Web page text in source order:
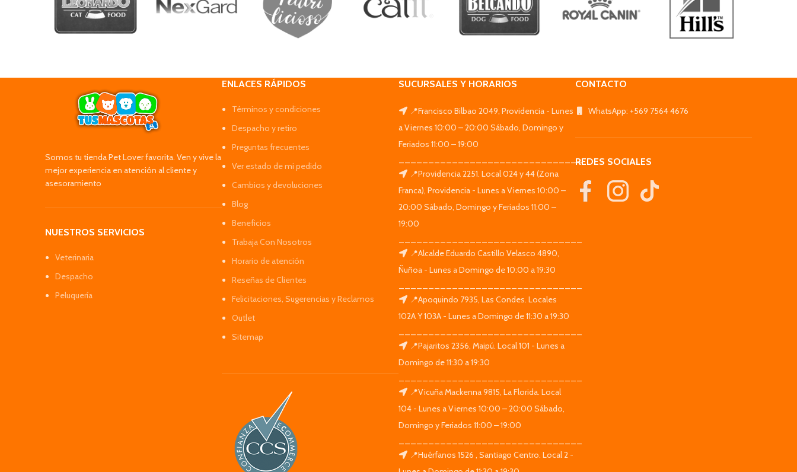
Somos tu tienda Pet Lover favorita. Ven y vive la
mejor experiencia en atención al cliente y
asesoramiento
NUESTROS SERVICIOS
Veterinaria
Despacho
Peluquería
ENLACES RÁPIDOS
Términos y condiciones
Despacho y retiro
Preguntas frecuentes
Ver estado de mi pedido
Cambios y devoluciones
Blog
Beneficios
Trabaja Con Nosotros
Horario de atención
Reseñas de Clientes
Felicitaciones, Sugerencias y Reclamos
Outlet
Sitemap
SUCURSALES Y HORARIOS
📍Francisco Bilbao 2049, Providencia - Lunes
a Viernes 10:00 – 20:00 Sábado, Domingo y
Feriados 11:00 – 19:00
_______________________________
📍Providencia 2251. Local 024 y 44 (Zona
Franca), Providencia - Lunes a Viernes 10:00 –
20:00 Sábado, Domingo y Feriados 11:00 –
19:00
📍Alcalde Eduardo Castillo Velasco 4890,
Ñuñoa - Lunes a Domingo de 10:00 a 19:30
📍Apoquindo 7935, Las Condes. Locales
102A Y 103A - Lunes a Domingo de 11:30 a 19:30
📍Pajaritos 2356, Maipú. Local 101 - Lunes a
Domingo de 11:30 a 19:30
📍Vicuña Mackenna 9815, La Florida. Local
104 - Lunes a Viernes 10:00 – 20:00 Sábado,
Domingo y Feriados 11:00 – 19:00
📍Huérfanos 1526 , Santiago Centro. Local 2 -
CONTACTO
WhatsApp: +569 7564 4676
REDES SOCIALES